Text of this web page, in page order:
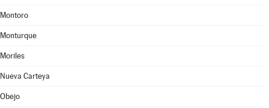
Montoro
Monturque
Moriles
Nueva Carteya
Obejo